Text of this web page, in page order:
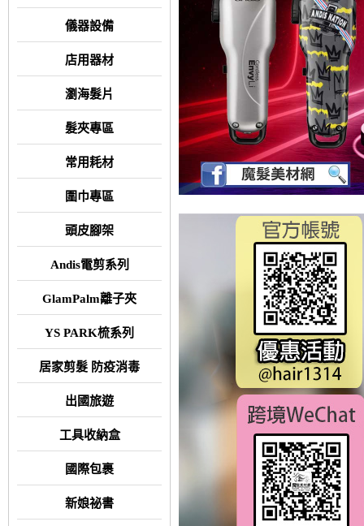
儀器設備
店用器材
瀏海髮片
髮夾專區
常用耗材
圍巾專區
頭皮腳架
Andis電剪系列
GlamPalm離子夾
YS PARK梳系列
居家剪髮 防疫消毒
出國旅遊
工具收納盒
國際包裹
新娘祕書